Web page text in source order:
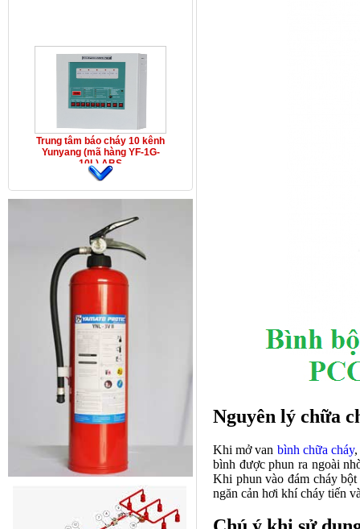
Trung tâm báo cháy 10 kênh
Yunyang (mã hàng YF-1G-
10L) ABS
Nguyên lý chữa
Khi mở van bình chữa cháy,
bình được phun ra ngoài
Khi phun vào đám cháy
ngăn cản hơi khí cháy tiến